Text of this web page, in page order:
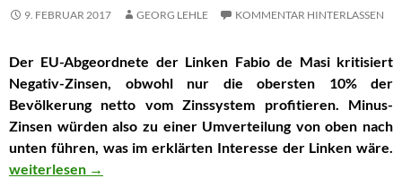
9. FEBRUAR 2017 GEORG LEHLE KOMMENTAR HINTERLASSEN
Der EU-Abgeordnete der Linken Fabio de Masi kritisiert
Negativ-Zinsen, obwohl nur die obersten 10% der
Bevölkerung netto vom Zinssystem profitieren. Minus-
Zinsen würden also zu einer Umverteilung von oben nach
unten führen, was im erklärten Interesse der Linken wäre.
EU-Linker Fabio de Masi setzt sich für Zinsgewinne des
weiterlesen →